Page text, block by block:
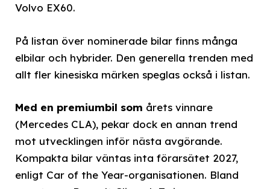
Volvo EX60.
På listan över nominerade bilar finns många
elbilar och hybrider. Den generella trenden med
allt fler kinesiska märken speglas också i listan.
Med en premiumbil som årets vinnare
(Mercedes CLA), pekar dock en annan trend
mot utvecklingen inför nästa avgörande.
Kompakta bilar väntas inta förarsätet 2027,
enligt Car of the Year-organisationen. Bland